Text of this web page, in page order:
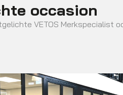
occasion
VETOS Merkspecialist